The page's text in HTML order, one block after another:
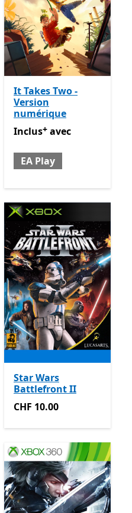
dans l’application
It Takes Two -
Version
numérique
Inclus avec EA Play
Inclus+ avec
EA Play
Star Wars
Battlefront II
CHF 10.00
CHF 10.00